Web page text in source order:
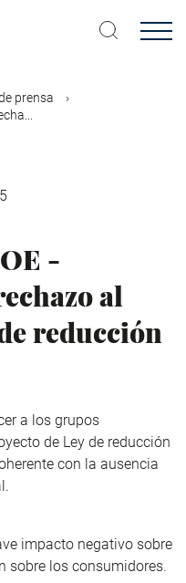
prensa
-
al
reducción
a los grupos
de Ley de reducción
con la ausencia
impacto negativo sobre
sobre los consumidores.